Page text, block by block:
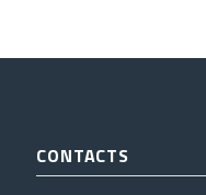
CONTACTS